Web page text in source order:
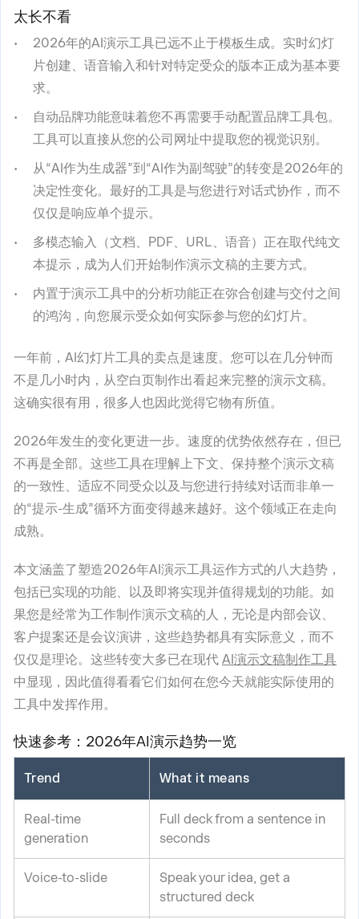
太长不看
2026年的AI演示工具已远不止于模板生成。实时幻灯
片创建、语音输入和针对特定受众的版本正成为基本要
求。
自动品牌功能意味着您不再需要手动配置品牌工具包。
工具可以直接从您的公司网址中提取您的视觉识别。
从“AI作为生成器”到“AI作为副驾驶”的转变是2026年的
决定性变化。最好的工具是与您进行对话式协作，而不
仅仅是响应单个提示。
多模态输入（文档、PDF、URL、语音）正在取代纯文
本提示，成为人们开始制作演示文稿的主要方式。
内置于演示工具中的分析功能正在弥合创建与交付之间
的鸿沟，向您展示受众如何实际参与您的幻灯片。
一年前，AI幻灯片工具的卖点是速度。您可以在几分钟而
不是几小时内，从空白页制作出看起来完整的演示文稿。
这确实很有用，很多人也因此觉得它物有所值。
2026年发生的变化更进一步。速度的优势依然存在，但已
不再是全部。这些工具在理解上下文、保持整个演示文稿
的一致性、适应不同受众以及与您进行持续对话而非单一
的“提示-生成”循环方面变得越来越好。这个领域正在走向
成熟。
本文涵盖了塑造2026年AI演示工具运作方式的八大趋势，
包括已实现的功能、以及即将实现并值得规划的功能。如
果您是经常为工作制作演示文稿的人，无论是内部会议、
客户提案还是会议演讲，这些趋势都具有实际意义，而不
仅仅是理论。这些转变大多已在现代 AI演示文稿制作工具
中显现，因此值得看看它们如何在您今天就能实际使用的
工具中发挥作用。
快速参考：2026年AI演示趋势一览
Trend What it means
Real-time
generation
Full deck from a sentence in
seconds
Voice-to-slide
Speak your idea, get a
structured deck